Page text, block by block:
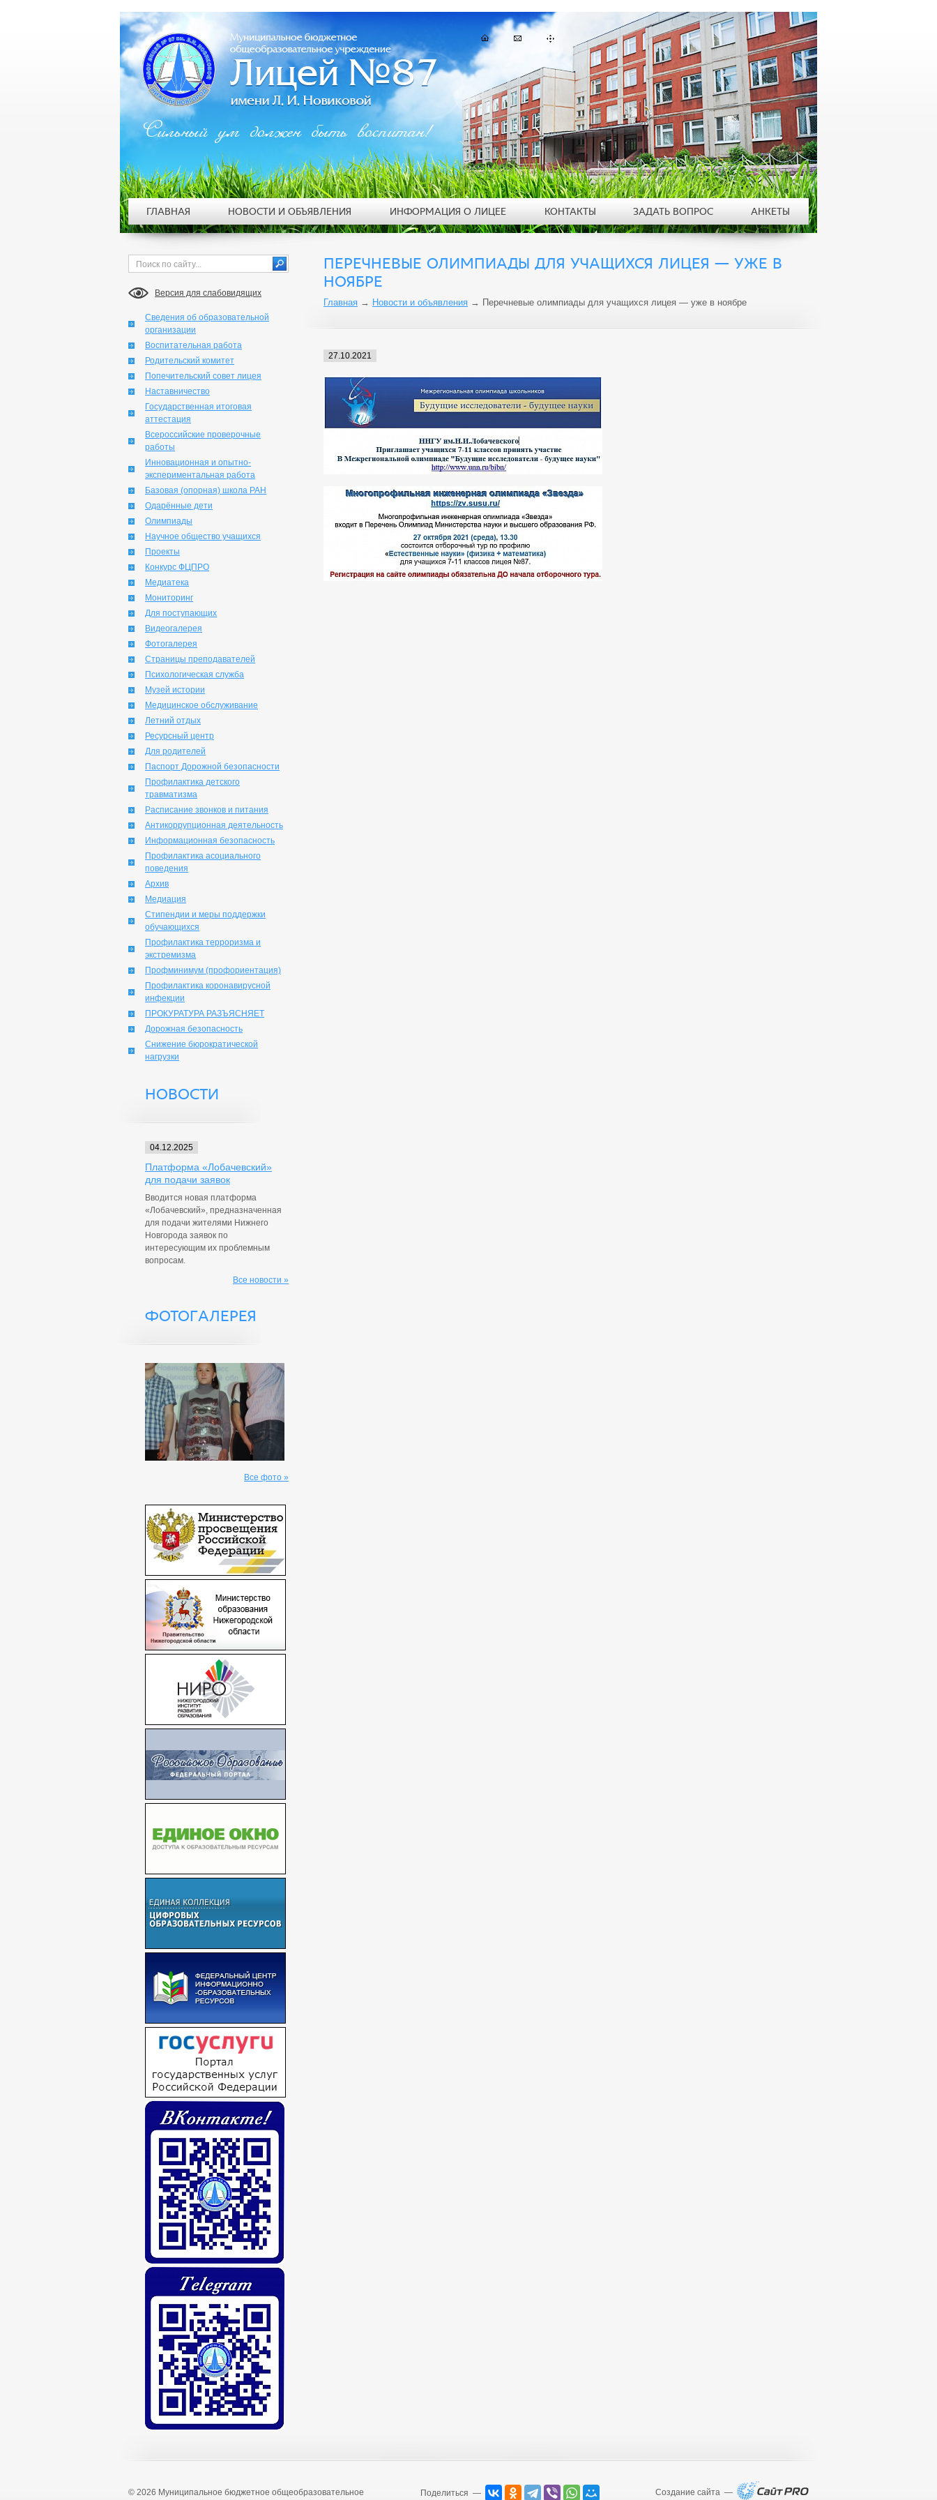
Версия для слабовидящих
Сведения об образовательной
организации
Воспитательная работа
Родительский комитет
Попечительский совет лицея
Наставничество
Государственная итоговая
аттестация
Всероссийские проверочные
работы
Инновационная и опытно-
экспериментальная работа
Базовая (опорная) школа РАН
Одарённые дети
Олимпиады
Научное общество учащихся
Проекты
Конкурс ФЦПРО
Медиатека
Мониторинг
Для поступающих
Видеогалерея
Фотогалерея
Страницы преподавателей
Психологическая служба
Музей истории
Медицинское обслуживание
Летний отдых
Ресурсный центр
Для родителей
Паспорт Дорожной безопасности
Профилактика детского
травматизма
Расписание звонков и питания
Антикоррупционная деятельность
Информационная безопасность
Профилактика асоциального
поведения
Архив
Медиация
Стипендии и меры поддержки
обучающихся
Профилактика терроризма и
экстремизма
Профминимум (профориентация)
Профилактика коронавирусной
инфекции
ПРОКУРАТУРА РАЗЪЯСНЯЕТ
Дорожная безопасность
Снижение бюрократической
нагрузки
НОВОСТИ
04.12.2025
Платформа «Лобачевский»
для подачи заявок
Вводится новая платформа
«Лобачевский», предназначенная
для подачи жителями Нижнего
Новгорода заявок по
интересующим их проблемным
вопросам.
Все новости »
ФОТОГАЛЕРЕЯ
Все фото »
ПЕРЕЧНЕВЫЕ ОЛИМПИАДЫ ДЛЯ УЧАЩИХСЯ ЛИЦЕЯ — УЖЕ В
НОЯБРЕ
Главная → Новости и объявления → Перечневые олимпиады для учащихся лицея — уже в ноябре
27.10.2021
Сильный ум должен быть воспитан!
ГЛАВНАЯ НОВОСТИ И ОБЪЯВЛЕНИЯ ИНФОРМАЦИЯ О ЛИЦЕЕ КОНТАКТЫ ЗАДАТЬ ВОПРОС АНКЕТЫ
© 2026 Муниципальное бюджетное общеобразовательное Поделиться — Создание сайта —